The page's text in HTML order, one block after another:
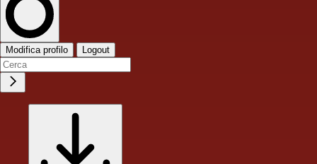
Modifica profilo Logout